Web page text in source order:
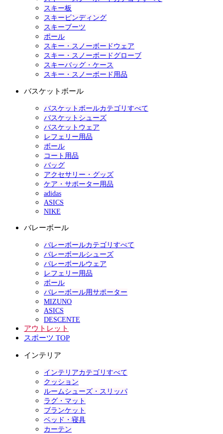
スキー板
スキービンディング
スキーブーツ
ポール
スキー・スノーボードウェア
スキー・スノーボードグローブ
スキーバッグ・ケース
スキー・スノーボード用品
バスケットボール
バスケットボールカテゴリすべて
バスケットシューズ
バスケットウェア
レフェリー用品
ボール
コート用品
バッグ
アクセサリー・グッズ
ケア・サポーター用品
adidas
ASICS
NIKE
バレーボール
バレーボールカテゴリすべて
バレーボールシューズ
バレーボールウェア
レフェリー用品
ボール
バレーボール用サポーター
MIZUNO
ASICS
DESCENTE
アウトレット
スポーツ TOP
インテリア
インテリアカテゴリすべて
クッション
ルームシューズ・スリッパ
ラグ・マット
ブランケット
ベッド・寝具
カーテン